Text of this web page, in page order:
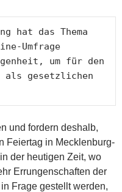
hat das Thema
Umfrage
um für den
als gesetzlichen
und fordern deshalb,
Feiertag in Mecklenburg-
der heutigen Zeit, wo
Errungenschaften der
Frage gestellt werden,